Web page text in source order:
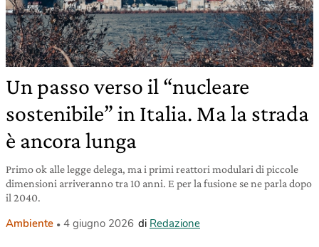
Un passo verso il “nucleare
sostenibile” in Italia. Ma la strada
è ancora lunga
Primo ok alle legge delega, ma i primi reattori modulari di piccole
dimensioni arriveranno tra 10 anni. E per la fusione se ne parla dopo
il 2040.
Ambiente 4 giugno 2026 di Redazione